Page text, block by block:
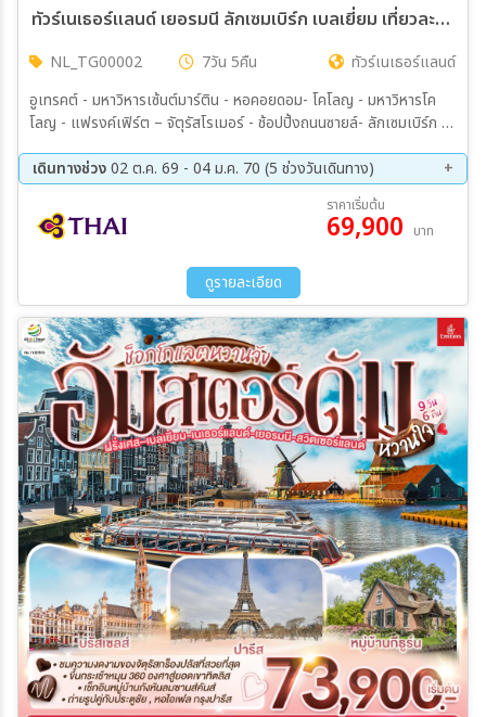
เฉพาะเดือน
เฉพาะเทศกาล
ค้นหา
ทัวร์เนเธอร์แลนด์ เยอรมนี ลักเซมเบิร์ก เบลเยี่ยม เที่ยวละไม สโลว์ไลฟ์เบเนลักซ์ บินตรงสู่นครอัมสเตอร์ดัม 7วัน 5คืน (TG)
NL_TG00002 7วัน 5คืน
ทัวร์เนเธอร์แลนด์
อูเทรคต์ - มหาวิหารเซ้นต์มาร์ติน - หอคอยดอม- โคโลญ - มหาวิหารโค
โลญ - แฟรงค์เฟิร์ต – จัตุรัสโรเมอร์ - ช้อปปิ้งถนนซายล์- ลักเซมเบิร์ก –
เก้นพิส - Roermond Outlet - รอตเตอร์ดัม- อัมสเตอร์ดัม - ล่องเรือ
ชมนครอัมสเตอร์ดัม - สถาบันเจียระไนเพชร - ย่านโคมแดง - จัตรัสดัมส
แควร์
เดินทางช่วง02 ต.ค. 69 - 04 ม.ค. 70 (5 ช่วงวันเดินทาง)
09 ต.ค. 69 - 15 ต.ค. 69
23 ต.ค. 69 - 29 ต.ค. 69
04 ธ.ค. 69 - 10 ธ.ค. 69
29 ธ.ค. 69 - 04 ม.ค. 70
ราคาเริ่มต้น
69,900 บาท
ดูรายละเอียด